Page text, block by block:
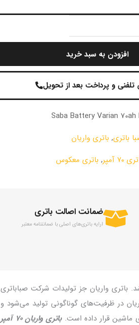
افزودن به سبد خرید
و پرداخت بعد از تحویل
Saba Battery Varian 70ah
باتری, باتری واریان
۷۰ آمپر , باتری معکوس
ضمانت اصالت باتری
ارايه باتری‌های اصلی با ضمانتنامه معتبر
باتری واریان جز تولیدات شرکت صباباتری
در ظرفیت‌های گوناگونی تولید می‌شود و
باتری واریان ۷۰ آمپر